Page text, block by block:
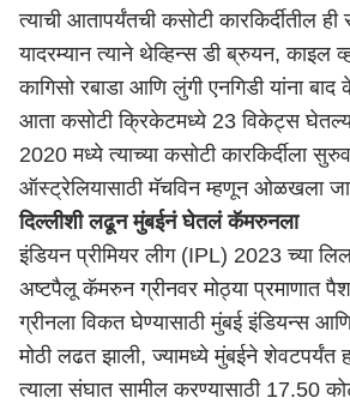
त्याची आतापर्यंतची कसोटी कारकिर्दीतील ही
यादरम्यान त्याने थेव्हिन्स डी ब्रुयन, काइल
कागिसो रबाडा आणि लुंगी एनगिडी यांना
आता कसोटी क्रिकेटमध्ये 23 विकेट्स
2020 मध्ये त्याच्या कसोटी कारकिर्दीला
ऑस्ट्रेलियासाठी मॅचविन म्हणून ओळखला
दिल्लीशी लढून मुंबईनं घेतलं कॅमरुनला
इंडियन प्रीमियर लीग (IPL) 2023 च्या
अष्टपैलू कॅमरुन ग्रीनवर मोठ्या प्रमाणात
ग्रीनला विकत घेण्यासाठी मुंबई इंडियन्स
मोठी लढत झाली, ज्यामध्ये मुंबईने शेवटपर्यंत
त्याला संघात सामील करण्यासाठी 17.50